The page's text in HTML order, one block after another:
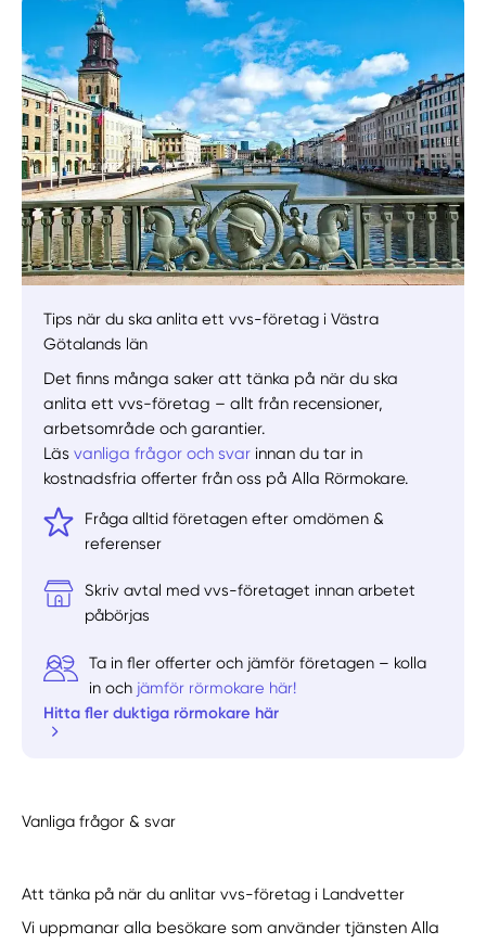
Manuellt Få hjälp
Välj tillvägagångssätt
Tips när du ska anlita ett vvs-företag i Västra
Götalands län
Det finns många saker att tänka på när du ska
anlita ett vvs-företag – allt från recensioner,
arbetsområde och garantier.
Läsvanliga frågor och svar innan du tar in
kostnadsfria offerter från oss på Alla Rörmokare.
Fråga alltid företagen efter omdömen &
referenser
Skriv avtal med vvs-företaget innan arbetet
påbörjas
Ta in fler offerter och jämför företagen – kolla
in och jämför rörmokare här!
Hitta fler duktiga rörmokare här
Vanliga frågor & svar
Att tänka på när du anlitar vvs-företag i Landvetter
Vi uppmanar alla besökare som använder tjänsten Alla